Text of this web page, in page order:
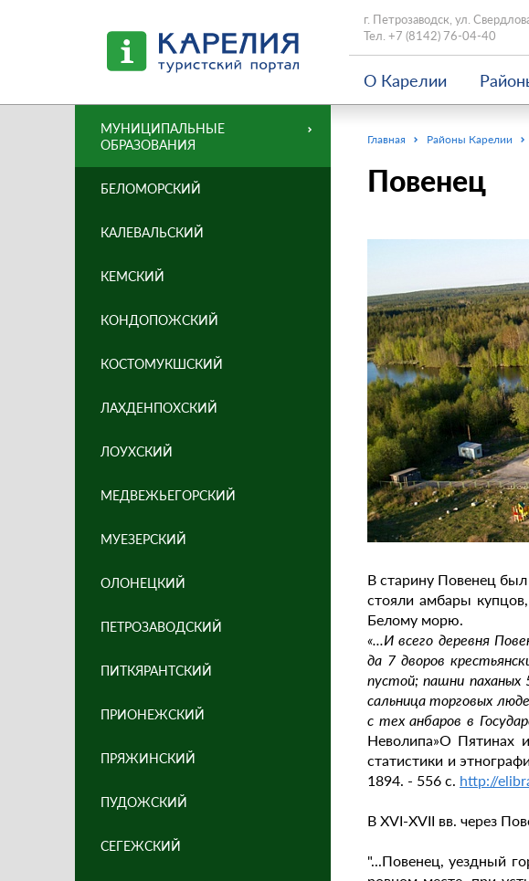
г. Петрозаводск, ул.
Тел. +7 (8142) 76-04-40
О Карелии
Главная Районы Карелии
Повенец
В старину Повенец
стояли амбары
Белому морю.
«...И всего деревня
да 7 дворов
пустой; пашни
сальница торговых
с тех анбаров в
Неволипа»О Пятинах
статистики и
1894. - 556 с. http://
В XVI-XVII вв. через
"...Повенец, уездный
МУНИЦИПАЛЬНЫЕ
ОБРАЗОВАНИЯ
БЕЛОМОРСКИЙ
КАЛЕВАЛЬСКИЙ
КЕМСКИЙ
КОНДОПОЖСКИЙ
КОСТОМУКШСКИЙ
ЛАХДЕНПОХСКИЙ
ЛОУХСКИЙ
МЕДВЕЖЬЕГОРСКИЙ
МУЕЗЕРСКИЙ
ОЛОНЕЦКИЙ
ПЕТРОЗАВОДСКИЙ
ПИТКЯРАНТСКИЙ
ПРИОНЕЖСКИЙ
ПРЯЖИНСКИЙ
ПУДОЖСКИЙ
СЕГЕЖСКИЙ